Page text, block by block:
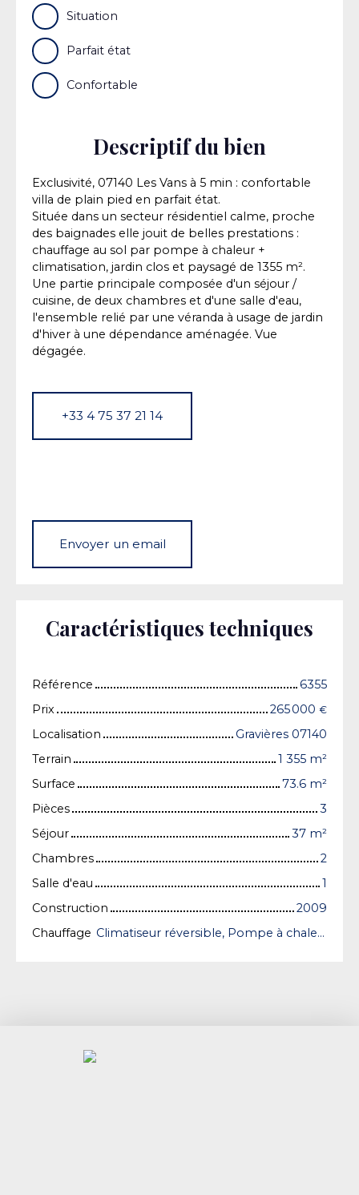
Situation
Parfait état
Confortable
Descriptif du bien
Exclusivité, 07140 Les Vans à 5 min : confortable
villa de plain pied en parfait état.
Située dans un secteur résidentiel calme, proche
des baignades elle jouit de belles prestations :
chauffage au sol par pompe à chaleur +
climatisation, jardin clos et paysagé de 1355 m².
Une partie principale composée d'un séjour /
cuisine, de deux chambres et d'une salle d'eau,
l'ensemble relié par une véranda à usage de jardin
d'hiver à une dépendance aménagée. Vue
dégagée.
+33 4 75 37 21 14
Envoyer un email
Caractéristiques techniques
Référence
6355
Prix
265 000 €
Localisation
Gravières 07140
Terrain
1 355 m²
Surface
73.6 m²
Pièces
3
Séjour
37 m²
Chambres
2
Salle d'eau
1
Construction
2009
Chauffage
Climatiseur réversible, Pompe à chaleur + poêle à bois/Individuel